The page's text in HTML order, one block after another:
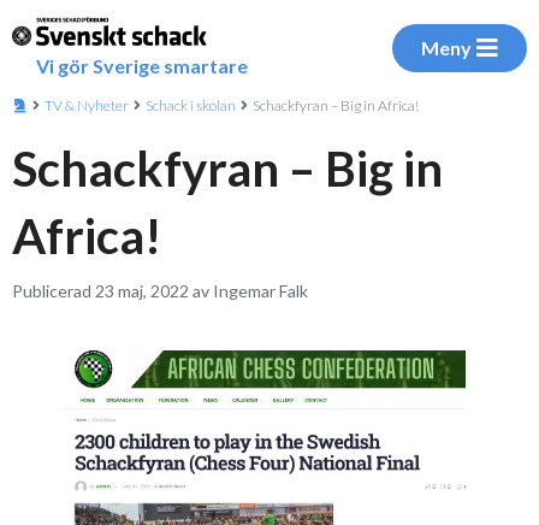
Vi gör Sverige smartare
Meny
TV & Nyheter Schack i skolan Schackfyran – Big in Africa!
Schackfyran – Big in
Africa!
Publicerad 23 maj, 2022 av Ingemar Falk